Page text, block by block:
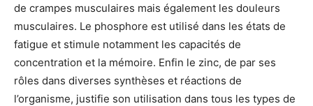
de crampes musculaires mais également les douleurs
musculaires. Le phosphore est utilisé dans les états de
fatigue et stimule notamment les capacités de
concentration et la mémoire. Enfin le zinc, de par ses
rôles dans diverses synthèses et réactions de
l’organisme, justifie son utilisation dans tous les types de